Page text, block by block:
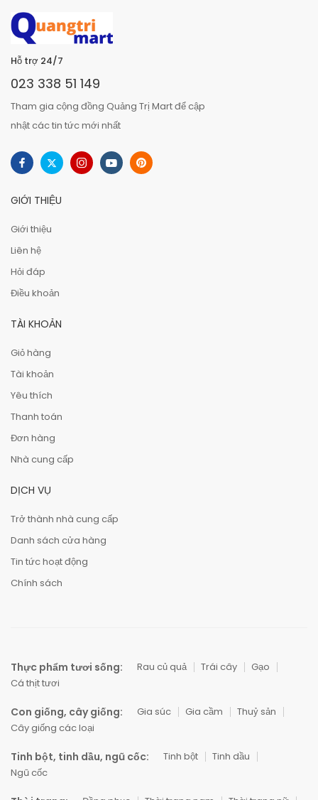
Hỗ trợ 24/7
023 338 51 149
Tham gia cộng đồng Quảng Trị Mart để cập
nhật các tin tức mới nhất
GIỚI THIỆU
Giới thiệu
Liên hệ
Hỏi đáp
Điều khoản
TÀI KHOẢN
Giỏ hàng
Tài khoản
Yêu thích
Thanh toán
Đơn hàng
Nhà cung cấp
DỊCH VỤ
Trở thành nhà cung cấp
Danh sách cửa hàng
Tin tức hoạt động
Chính sách
Thực phẩm tươi sống: Rau củ quả Trái cây
Gạo
Cá thịt tươi
Con giống, cây giống: Gia súc Gia cầm
Thuỷ sản
Cây giống các loại
Tinh bột, tinh dầu, ngũ cốc: Tinh bột
Tinh dầu
Ngũ cốc